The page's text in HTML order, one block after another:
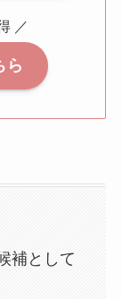
／
ら
補として